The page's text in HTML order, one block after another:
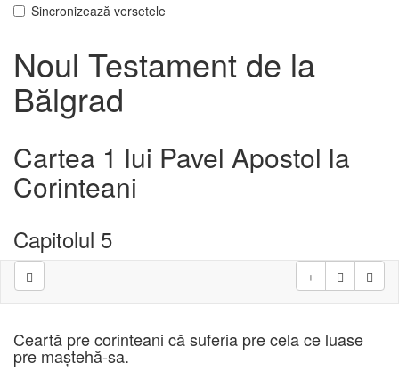
Sincronizează versetele
Noul Testament de la
Bălgrad
Cartea 1 lui Pavel Apostol la
Corinteani
Capitolul 5
Ceartă pre corinteani că suferia pre cela ce luase
pre maştehă-sa.